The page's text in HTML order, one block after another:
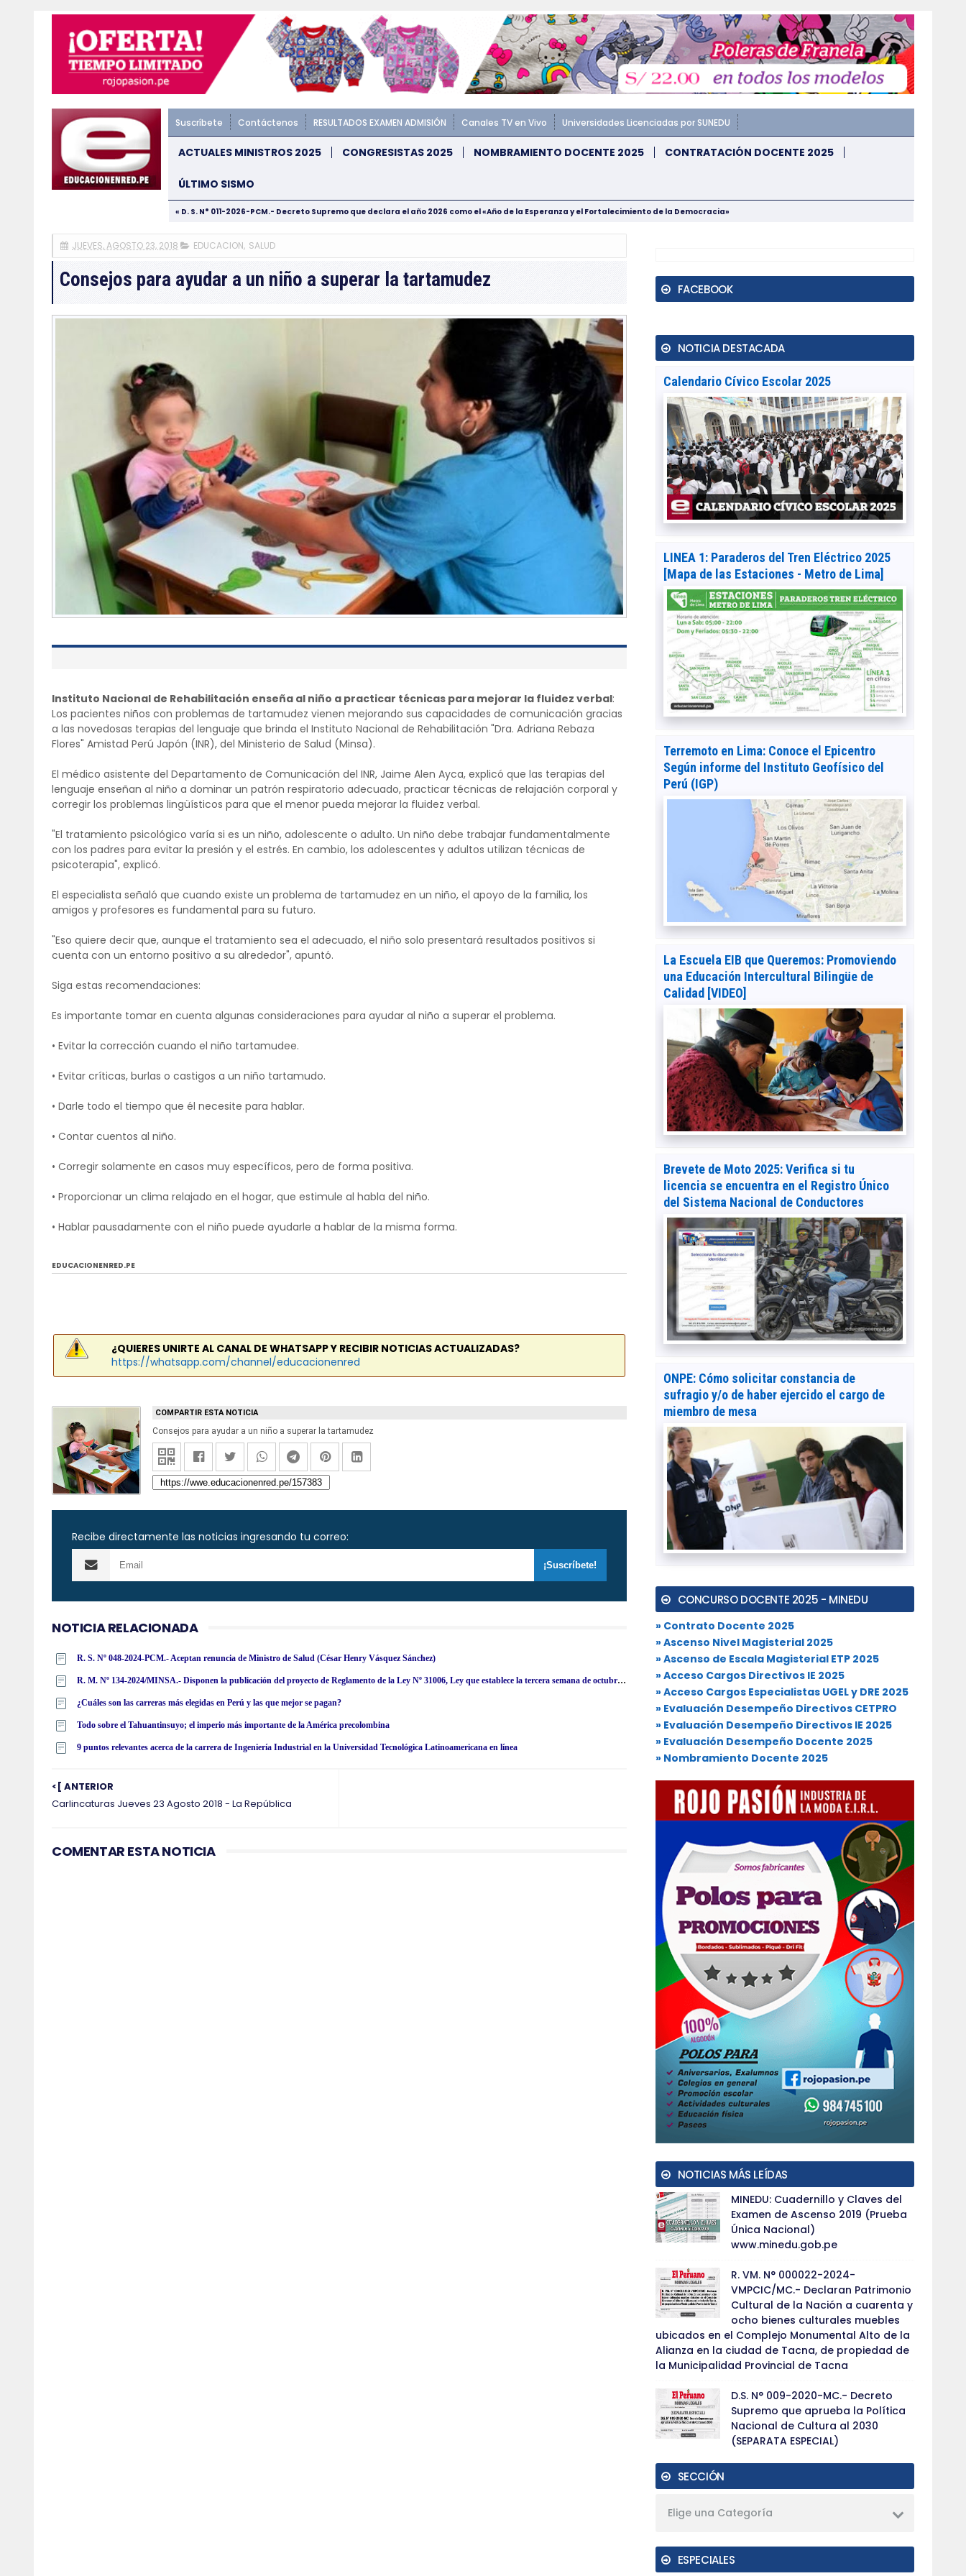
Suscríbete Contáctenos RESULTADOS EXAMEN ADMISIÓN Canales TV en Vivo Universidades Licenciadas por SUNEDU
ACTUALES MINISTROS 2025 CONGRESISTAS 2025 NOMBRAMIENTO DOCENTE 2025 CONTRATACIÓN DOCENTE 2025
ÚLTIMO SISMO
« D. S. N° 011-2026-PCM.- Decreto Supremo que declara el año 2026 como el «Año de la Esperanza y el Fortalecimiento de la Democracia»
JUEVES, AGOSTO 23, 2018 EDUCACION, SALUD
Consejos para ayudar a un niño a superar la tartamudez
Instituto Nacional de Rehabilitación enseña al niño a practicar técnicas para mejorar la fluidez verbal:
Los pacientes niños con problemas de tartamudez vienen mejorando sus capacidades de comunicación gracias
a las novedosas terapias del lenguaje que brinda el Instituto Nacional de Rehabilitación "Dra. Adriana Rebaza
Flores" Amistad Perú Japón (INR), del Ministerio de Salud (Minsa).
El médico asistente del Departamento de Comunicación del INR, Jaime Alen Ayca, explicó que las terapias del
lenguaje enseñan al niño a dominar un patrón respiratorio adecuado, practicar técnicas de relajación corporal y
corregir los problemas lingüísticos para que el menor pueda mejorar la fluidez verbal.
"El tratamiento psicológico varía si es un niño, adolescente o adulto. Un niño debe trabajar fundamentalmente
con los padres para evitar la presión y el estrés. En cambio, los adolescentes y adultos utilizan técnicas de
psicoterapia", explicó.
El especialista señaló que cuando existe un problema de tartamudez en un niño, el apoyo de la familia, los
amigos y profesores es fundamental para su futuro.
"Eso quiere decir que, aunque el tratamiento sea el adecuado, el niño solo presentará resultados positivos si
cuenta con un entorno positivo a su alrededor", apuntó.
Siga estas recomendaciones:
Es importante tomar en cuenta algunas consideraciones para ayudar al niño a superar el problema.
• Evitar la corrección cuando el niño tartamudee.
• Evitar críticas, burlas o castigos a un niño tartamudo.
• Darle todo el tiempo que él necesite para hablar.
• Contar cuentos al niño.
• Corregir solamente en casos muy específicos, pero de forma positiva.
• Proporcionar un clima relajado en el hogar, que estimule al habla del niño.
• Hablar pausadamente con el niño puede ayudarle a hablar de la misma forma.
EDUCACIONENRED.PE
¿QUIERES UNIRTE AL CANAL DE WHATSAPP Y RECIBIR NOTICIAS ACTUALIZADAS?
https://whatsapp.com/channel/educacionenred
COMPARTIR ESTA NOTICIA
Consejos para ayudar a un niño a superar la tartamudez
Recibe directamente las noticias ingresando tu correo:
NOTICIA RELACIONADA
R. S. Nº 048-2024-PCM.- Aceptan renuncia de Ministro de Salud (César Henry Vásquez Sánchez)
R. M. Nº 134-2024/MINSA.- Disponen la publicación del proyecto de Reglamento de la Ley Nº 31006, Ley que establece la tercera semana de octubre de cada año como la Semana Nacional de Lucha contra el Cáncer
¿Cuáles son las carreras más elegidas en Perú y las que mejor se pagan?
Todo sobre el Tahuantinsuyo; el imperio más importante de la América precolombina
9 puntos relevantes acerca de la carrera de Ingeniería Industrial en la Universidad Tecnológica Latinoamericana en línea
<[ ANTERIOR
Carlincaturas Jueves 23 Agosto 2018 - La República
COMENTAR ESTA NOTICIA
FACEBOOK
NOTICIA DESTACADA
Calendario Cívico Escolar 2025
LINEA 1: Paraderos del Tren Eléctrico 2025
[Mapa de las Estaciones - Metro de Lima]
Terremoto en Lima: Conoce el Epicentro
Según informe del Instituto Geofísico del
Perú (IGP)
La Escuela EIB que Queremos: Promoviendo
una Educación Intercultural Bilingüe de
Calidad [VIDEO]
Brevete de Moto 2025: Verifica si tu
licencia se encuentra en el Registro Único
del Sistema Nacional de Conductores
ONPE: Cómo solicitar constancia de
sufragio y/o de haber ejercido el cargo de
miembro de mesa
CONCURSO DOCENTE 2025 - MINEDU
» Contrato Docente 2025
» Ascenso Nivel Magisterial 2025
» Ascenso de Escala Magisterial ETP 2025
» Acceso Cargos Directivos IE 2025
» Acceso Cargos Especialistas UGEL y DRE 2025
» Evaluación Desempeño Directivos CETPRO
» Evaluación Desempeño Directivos IE 2025
» Evaluación Desempeño Docente 2025
» Nombramiento Docente 2025
NOTICIAS MÁS LEÍDAS
MINEDU: Cuadernillo y Claves del
Examen de Ascenso 2019 (Prueba
Única Nacional)
www.minedu.gob.pe
R. VM. N° 000022-2024-
VMPCIC/MC.- Declaran Patrimonio
Cultural de la Nación a cuarenta y
ocho bienes culturales muebles
ubicados en el Complejo Monumental Alto de la
Alianza en la ciudad de Tacna, de propiedad de
la Municipalidad Provincial de Tacna
D.S. N° 009-2020-MC.- Decreto
Supremo que aprueba la Política
Nacional de Cultura al 2030
(SEPARATA ESPECIAL)
SECCIÓN
Elige una Categoría
ESPECIALES